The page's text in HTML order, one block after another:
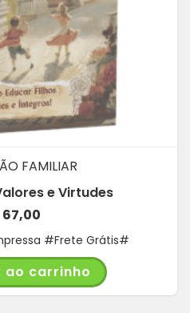
FAMILIAR
e Virtudes
67,00
#Frete Grátis#
ao carrinho